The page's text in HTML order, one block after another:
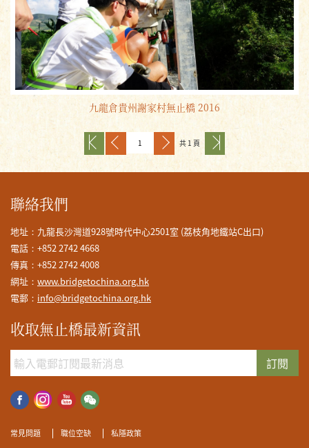
九龍倉貴州謝家村無止橋 2016
九龍倉貴州謝家村無止橋 2016
共 1 頁
聯絡我們
地址：九龍長沙灣道928號時代中心2501室 (荔枝角地鐵站C出口)
電話：+852 2742 4668
傳真：+852 2742 4008
網址： www.bridgetochina.org.hk
電郵： info@bridgetochina.org.hk
收取無止橋最新資訊
訂閱
常見問題 職位空缺 私隱政策